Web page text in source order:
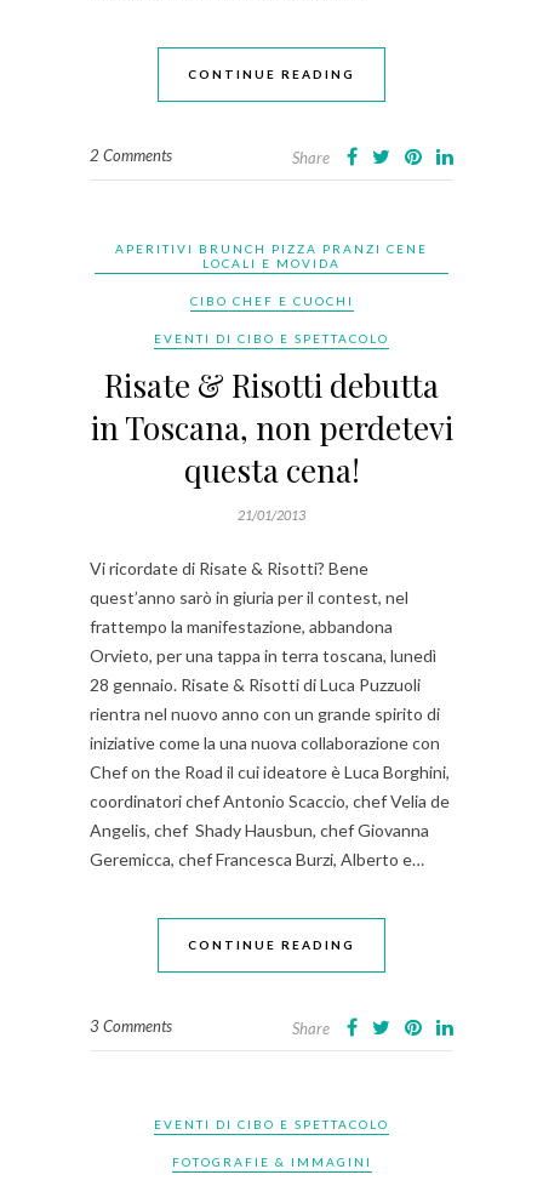
CONTINUE READING
2 Comments Share
APERITIVI BRUNCH PIZZA PRANZI CENE
LOCALI E MOVIDA
CIBO CHEF E CUOCHI
EVENTI DI CIBO E SPETTACOLO
Risate & Risotti debutta
in Toscana, non perdetevi
questa cena!
21/01/2013
Vi ricordate di Risate & Risotti? Bene
quest’anno sarò in giuria per il contest, nel
frattempo la manifestazione, abbandona
Orvieto, per una tappa in terra toscana, lunedì
28 gennaio. Risate & Risotti di Luca Puzzuoli
rientra nel nuovo anno con un grande spirito di
iniziative come la una nuova collaborazione con
Chef on the Road il cui ideatore è Luca Borghini,
coordinatori chef Antonio Scaccio, chef Velia de
Angelis, chef Shady Hausbun, chef Giovanna
Geremicca, chef Francesca Burzi, Alberto e…
CONTINUE READING
3 Comments Share
EVENTI DI CIBO E SPETTACOLO
FOTOGRAFIE & IMMAGINI